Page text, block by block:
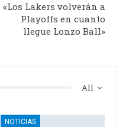
«Los Lakers volverán a
Playoffs en cuanto
llegue Lonzo Ball»
All
NOTICIAS